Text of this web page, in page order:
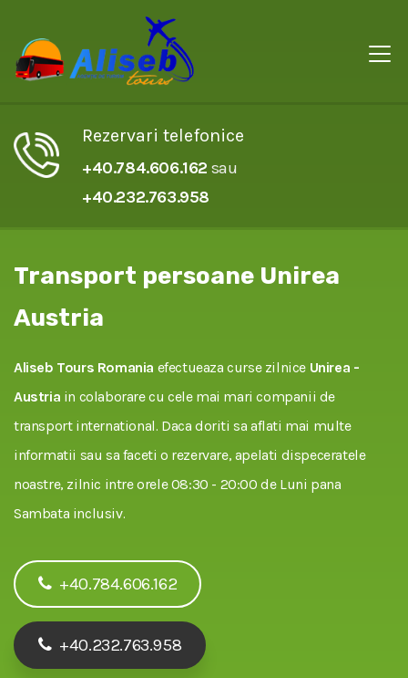
Rezervari telefonice
+40.784.606.162 sau
+40.232.763.958
Transport persoane Unirea
Austria
Aliseb Tours Romania efectueaza curse zilnice Unirea -
Austria in colaborare cu cele mai mari companii de
transport international. Daca doriti sa aflati mai multe
informatii sau sa faceti o rezervare, apelati dispeceratele
noastre, zilnic intre orele 08:30 - 20:00 de Luni pana
Sambata inclusiv.
+40.784.606.162
+40.232.763.958